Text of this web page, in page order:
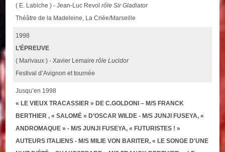
( E. Labiche ) - Jean-Luc Revolrôle Sir Gladiator
Théâtre de la Madeleine, La Criée/Marseille
1998
L’ÉPREUVE
( Marivaux ) - Xavier Lemairerôle Lucidor
Festival d’Avignon et tournée
Jusqu’en 1998
« LE VIEUX TRACASSIER » DE C.GOLDONI – M/S FRANCK
BERTHIER , « SALOMÉ » D’OSCAR WILDE - M/S JUNJI FUSEYA, «
ANDROMAQUE » - M/S JUNJI FUSEYA, « FUTURISTES ! »
AUTEURS ITALIENS - M/S MILIE VON BARITER, « LE SONGE D'UNE